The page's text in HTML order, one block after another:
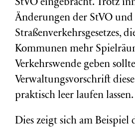
StVO eingebracht. Trotz
Änderungen der StVO
Straßenverkehrsgesetzes,
Kommunen mehr
Verkehrswende geben
Verwaltungsvorschrift
praktisch leer laufen lassen.
Dies zeigt sich am Beispiel